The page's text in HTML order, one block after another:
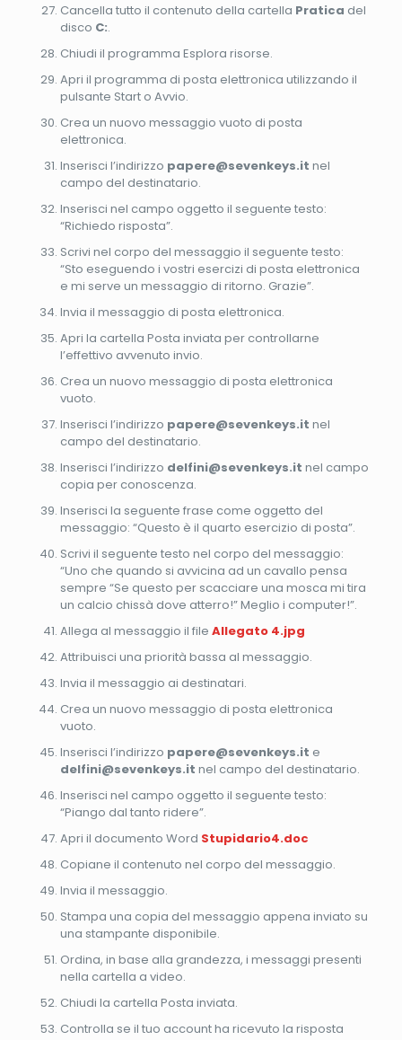
Cancella tutto il contenuto della cartella Pratica del
disco C:.
Chiudi il programma Esplora risorse.
Apri il programma di posta elettronica utilizzando il
pulsante Start o Avvio.
Crea un nuovo messaggio vuoto di posta
elettronica.
Inserisci l’indirizzo papere@sevenkeys.it nel
campo del destinatario.
Inserisci nel campo oggetto il seguente testo:
“Richiedo risposta”.
Scrivi nel corpo del messaggio il seguente testo:
“Sto eseguendo i vostri esercizi di posta elettronica
e mi serve un messaggio di ritorno. Grazie”.
Invia il messaggio di posta elettronica.
Apri la cartella Posta inviata per controllarne
l’effettivo avvenuto invio.
Crea un nuovo messaggio di posta elettronica
vuoto.
Inserisci l’indirizzo papere@sevenkeys.it nel
campo del destinatario.
Inserisci l’indirizzo delfini@sevenkeys.it nel campo
copia per conoscenza.
Inserisci la seguente frase come oggetto del
messaggio: “Questo è il quarto esercizio di posta”.
Scrivi il seguente testo nel corpo del messaggio:
“Uno che quando si avvicina ad un cavallo pensa
sempre “Se questo per scacciare una mosca mi tira
un calcio chissà dove atterro!” Meglio i computer!”.
Allega al messaggio il file Allegato 4.jpg
Attribuisci una priorità bassa al messaggio.
Invia il messaggio ai destinatari.
Crea un nuovo messaggio di posta elettronica
vuoto.
Inserisci l’indirizzo papere@sevenkeys.it e
delfini@sevenkeys.it nel campo del destinatario.
Inserisci nel campo oggetto il seguente testo:
“Piango dal tanto ridere”.
Apri il documento Word Stupidario4.doc
Copiane il contenuto nel corpo del messaggio.
Invia il messaggio.
Stampa una copia del messaggio appena inviato su
una stampante disponibile.
Ordina, in base alla grandezza, i messaggi presenti
nella cartella a video.
Chiudi la cartella Posta inviata.
Controlla se il tuo account ha ricevuto la risposta